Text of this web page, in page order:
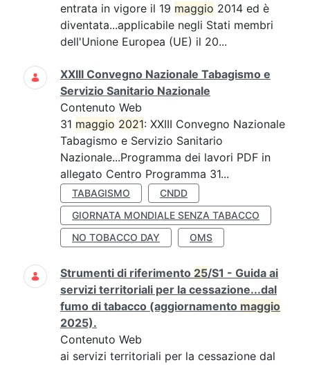
entrata in vigore il 19 maggio 2014 ed è
diventata...applicabile negli Stati membri
dell'Unione Europea (UE) il 20...
XXIII Convegno Nazionale Tabagismo e
Servizio Sanitario Nazionale
Contenuto Web
31 maggio 2021: XXIII Convegno Nazionale
Tabagismo e Servizio Sanitario
Nazionale...Programma dei lavori PDF in
allegato Centro Programma 31...
TABAGISMO
CNDD
GIORNATA MONDIALE SENZA TABACCO
NO TOBACCO DAY
OMS
Strumenti di riferimento 25/S1 - Guida ai
servizi territoriali per la cessazione...dal
fumo di tabacco (aggiornamento maggio
2025).
Contenuto Web
ai servizi territoriali per la cessazione dal